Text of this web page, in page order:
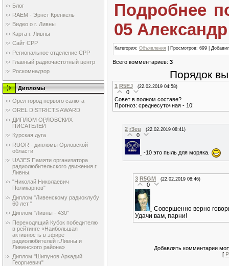
Блог
RAEM - Эрнст Кренкель
Видео о г. Ливны
Карта г. Ливны
Сайт СРР
Региональное отделение СРР
Главный радиочастотный центр
Роскомнадзор
Дипломы
Орел город первого салюта
OREL DISTRICTS AWARD
ДИПЛОМ ОРЛОВСКИХ
ПИСАТЕЛЕЙ
Курская дуга
RUOR - дипломы Орловской
области
UA3ES Памяти организатора
радиолюбительского движения г.
Ливны.
"Николай Николаевич
Поликарпов"
Диплом "Ливенскому радиоклубу
60 лет "
Диплом "Ливны - 430"
Переходящий Кубок победителю
в рейтинге «Наибольшая
активность в эфире
радиолюбителей г.Ливны и
Ливенского района»
Диплом "Шипунов Аркадий
Георгиевич"
Подробнее
05
Категория: Объявления Просмотров: 699 | Добавил
Всего комментариев: 3
Порядок
1 R5EJ (22.02.2019 04:58)
0
Совет в полном составе?
Прогноз: среднесуточная - 10!
2 r3eu (22.02.2019 08:41)
0
-10 это пыль для моряка.
3 R5GM (22.02.2019 08:46)
0
Совершенно верно
Удачи вам, парни!
Добавлять комментарии
[